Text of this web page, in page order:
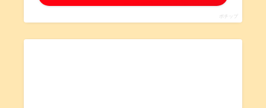
ポチップ